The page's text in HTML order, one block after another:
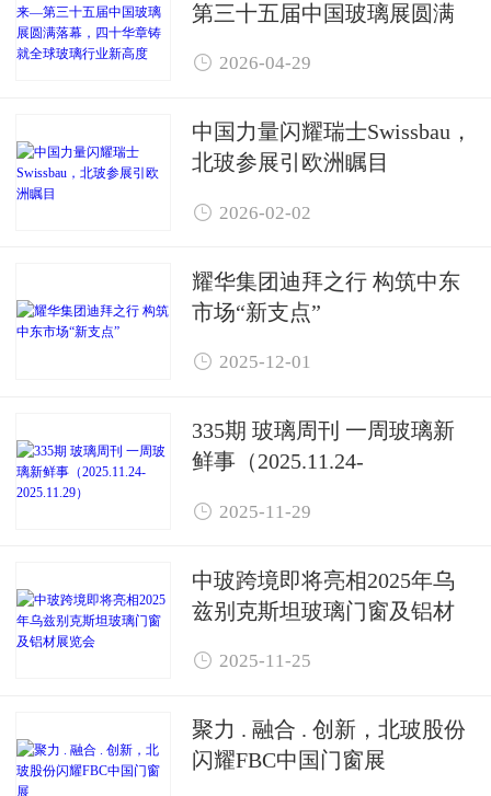
第三十五届中国玻璃展圆满
璃行业新高度
 2026-04-29
中国力量闪耀瑞士Swissbau，
北玻参展引欧洲瞩目
 2026-02-02
耀华集团迪拜之行 构筑中东
市场“新支点”
 2025-12-01
335期 玻璃周刊 一周玻璃新
鲜事（2025.11.24-
 2025-11-29
中玻跨境即将亮相2025年乌
兹别克斯坦玻璃门窗及铝材
 2025-11-25
聚力 . 融合 . 创新，北玻股份
闪耀FBC中国门窗展